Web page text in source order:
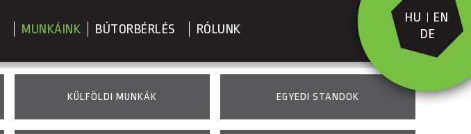
MUNKÁINK BÚTORBÉRLÉS RÓLUNK
HU
EN
DE
KÜLFÖLDI MUNKÁK EGYEDI STANDOK